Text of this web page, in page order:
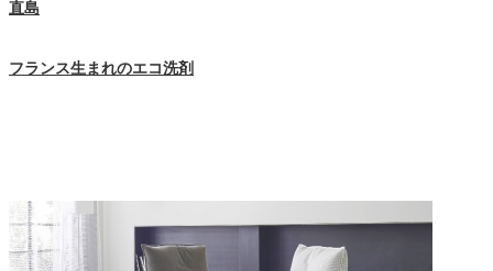
直島
フランス生まれのエコ洗剤